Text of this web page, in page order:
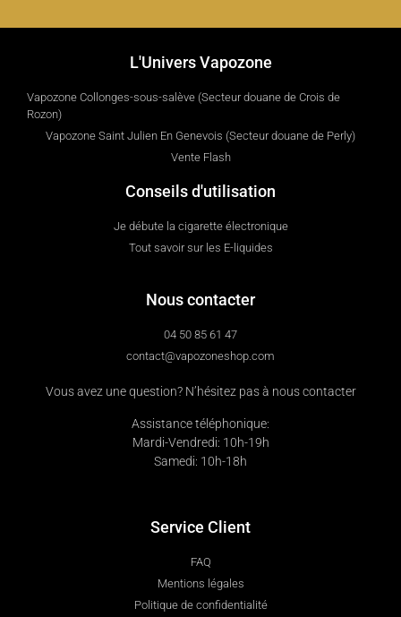
L'Univers Vapozone
Vapozone Collonges-sous-salève (Secteur douane de Crois de
Rozon)
Vapozone Saint Julien En Genevois (Secteur douane de Perly)
Vente Flash
Conseils d'utilisation
Je débute la cigarette électronique
Tout savoir sur les E-liquides
Nous contacter
04 50 85 61 47
contact@vapozoneshop.com
Vous avez une question? N’hésitez pas à nous contacter
Assistance téléphonique:
Mardi-Vendredi: 10h-19h
Samedi: 10h-18h
Service Client
FAQ
Mentions légales
Politique de confidentialité